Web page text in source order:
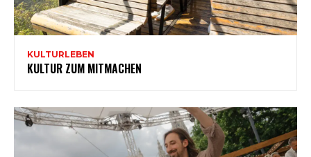
KULTURLEBEN
KULTUR ZUM MITMACHEN